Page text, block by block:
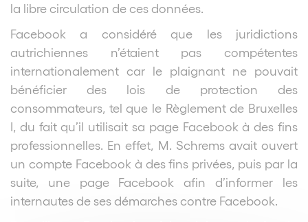
la libre circulation de ces données.
Facebook a considéré que les juridictions
autrichiennes n’étaient pas compétentes
internationalement car le plaignant ne pouvait
bénéficier des lois de protection des
consommateurs, tel que le Règlement de Bruxelles
I, du fait qu’il utilisait sa page Facebook à des fins
professionnelles. En effet, M. Schrems avait ouvert
un compte Facebook à des fins privées, puis par la
suite, une page Facebook afin d’informer les
internautes de ses démarches contre Facebook.